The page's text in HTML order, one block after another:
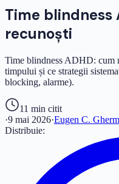
Time blindness
recunoști
Time blindness ADHD: cum
timpului și ce strategii
blocking, alarme).
11 min citit
·9 mai 2026·Eugen C.
Distribuie: